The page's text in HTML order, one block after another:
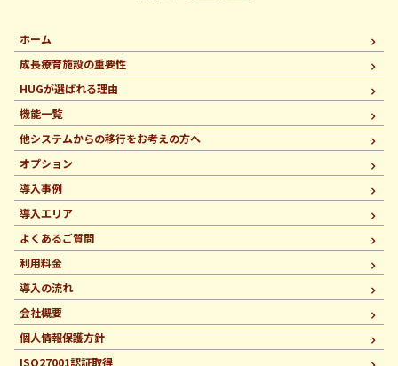
ホーム
成長療育施設の重要性
HUGが選ばれる理由
機能一覧
他システムからの移行をお考えの方へ
オプション
導入事例
導入エリア
よくあるご質問
利用料金
導入の流れ
会社概要
個人情報保護方針
ISO27001認証取得